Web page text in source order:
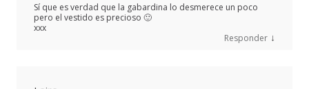
Sí que es verdad que la gabardina lo desmerece un poco
pero el vestido es precioso 🙂
xxx
Responder ↓